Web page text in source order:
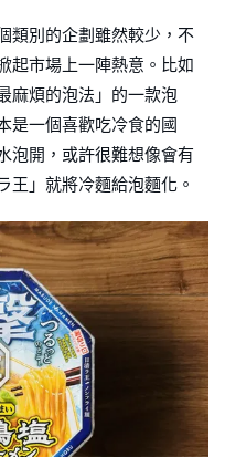
類別的企劃雖然較少，不
起市場上一陣熱意。比如
麻煩的泡法」的一款泡
是一個喜歡吃冷食的國
泡開，或許很難想像會有
王」就將冷麵給泡麵化。